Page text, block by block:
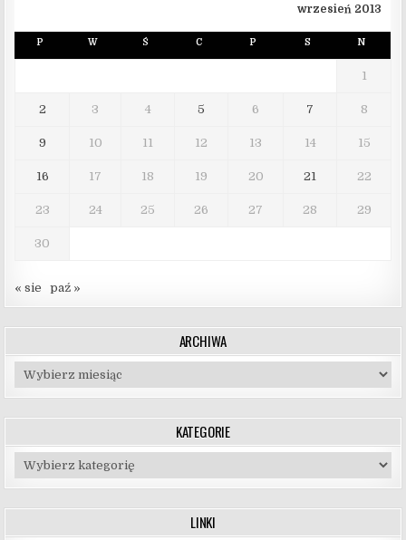
wrzesień 2013
P W Ś C P S N
1
2 3 4 5 6 7 8
9 10 11 12 13 14 15
16 17 18 19 20 21 22
23 24 25 26 27 28 29
30
« sie paź »
ARCHIWA
Archiwa
KATEGORIE
Kategorie
LINKI